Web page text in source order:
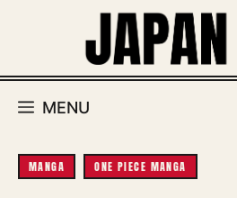
MENU
MANGA ONE PIECE MANGA